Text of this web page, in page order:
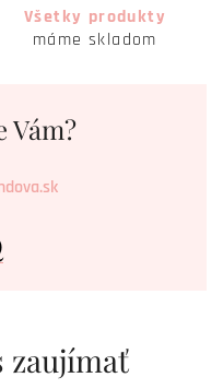
Všetky produkty
máme skladom
Vám?
zaujímať